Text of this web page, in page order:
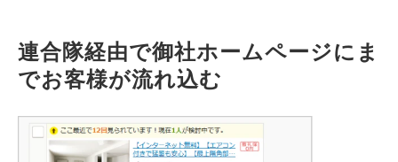
連合隊経由で御社ホームページにま
でお客様が流れ込む